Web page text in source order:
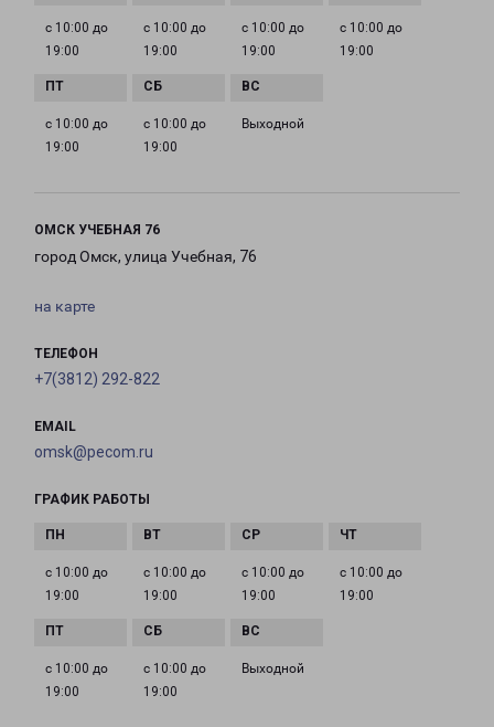
с 10:00 до
19:00
с 10:00 до
19:00
с 10:00 до
19:00
с 10:00 до
19:00
с 10:00 до
19:00
с 10:00 до
19:00
Выходной
ОМСК УЧЕБНАЯ 76
город Омск, улица Учебная, 76
на карте
ТЕЛЕФОН
+7(3812) 292-822
EMAIL
omsk@pecom.ru
ГРАФИК РАБОТЫ
с 10:00 до
19:00
с 10:00 до
19:00
с 10:00 до
19:00
с 10:00 до
19:00
с 10:00 до
19:00
с 10:00 до
19:00
Выходной